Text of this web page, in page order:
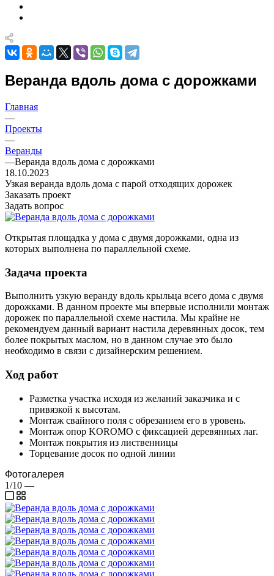
Веранда вдоль дома с дорожками
Главная
—
Проекты
—
Веранды
—Веранда вдоль дома с дорожками
18.10.2023
Узкая веранда вдоль дома с парой отходящих дорожек
Заказать проект
Задать вопрос
Открытая площадка у дома с двумя дорожками, одна из
которых выполнена по параллельной схеме.
Задача проекта
Выполнить узкую веранду вдоль крыльца всего дома с двумя
дорожками. В данном проекте мы впервые исполнили монтаж
дорожек по параллельной схеме настила. Мы крайне не
рекомендуем данный вариант настила деревянных досок, тем
более покрытых маслом, но в данном случае это было
необходимо в связи с дизайнерским решением.
Ход работ
Разметка участка исходя из желаний заказчика и с
привязкой к высотам.
Монтаж свайного поля с обрезанием его в уровень.
Монтаж опор KOROMO с фиксацией деревянных лаг.
Монтаж покрытия из лиственницы
Торцевание досок по одной линии
Фотогалерея
1/10 —